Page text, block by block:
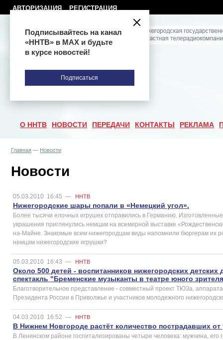
АВТОРИЗАЦИЯ РЕГИСТРАЦИЯ
О ННТВ НОВОСТИ ПЕРЕДАЧИ КОНТАКТЫ РЕКЛАМА
Главная — Новости
Новости
05.03.2010 16:45 — ННТВ
Нижегородские шары попали в «Немецкий угол».
Более тысячи елочных игрушек отправились в Германию.
украшения приглянулись немцам на всемирной выставке
на-Майне. Знакомые всем нижегородцам виды напомнили бюргерам их
немцам нижегородские игрушки?
05.03.2010 16:43 — ННТВ
Около 500 детей - воспитанников нижегородских
спектакль "Бременские музыканты в театре юного
Благотворительное представление - совместный проект ТЮЗа,
Президента России в Приволжье и участников молодежного
04.03.2010 16:52 — ННТВ
В Нижнем Новгороде растёт количество пострадавших от
В Ленинском районе госпитализированы четыре человека: мужчина, его
Подписывайтесь на канал
«ННТВ» в МАХ и будьте
в курсе новостей!
Подписаться